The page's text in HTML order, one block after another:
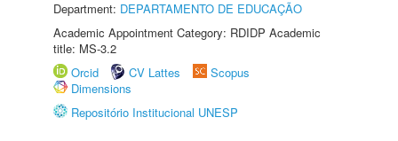
Department: DEPARTAMENTO DE EDUCAÇÃO
Academic Appointment Category: RDIDP Academic
title: MS-3.2
Orcid
CV Lattes
Scopus
Dimensions
Repositório Institucional UNESP